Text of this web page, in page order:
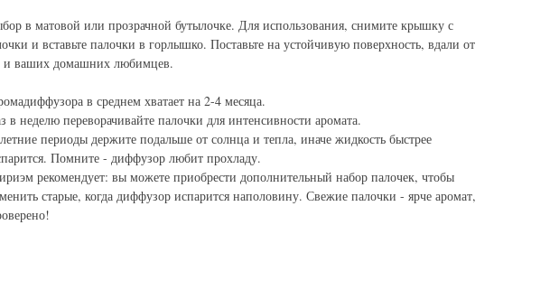
в матовой или прозрачной бутылочке. Для использования, снимите крышку с
и вставьте палочки в горлышко. Поставьте на устойчивую поверхность, вдали от
и ваших домашних любимцев.
в среднем хватает на 2-4 месяца.
в неделю переворачивайте палочки для интенсивности аромата.
периоды держите подальше от солнца и тепла, иначе жидкость быстрее
Помните - диффузор любит прохладу.
рекомендует: вы можете приобрести дополнительный набор палочек, чтобы
старые, когда диффузор испарится наполовину. Свежие палочки - ярче аромат,